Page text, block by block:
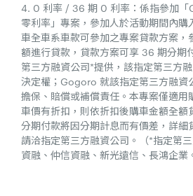
4. 0 利率 / 36 期 0 利率：係指參加
零利率」專案，參加人於活動期間內
車全車系車款可參加之專案貸款方案，
額進行貸款，貸款方案可享 36 期分期
第三方融資公司*提供，該指定第三方
決定權；Gogoro 就該指定第三方融資
擔保、賠償或補償責任。本專案僅適用
車價有折扣，則依折扣後購車金額全額
分期付款將因分期計息而有價差，詳細
請洽指定第三方融資公司。（*指定第
資融、仲信資融、新光遠信、長鴻企業